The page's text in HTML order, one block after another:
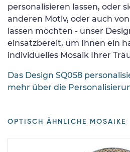
personalisieren lassen, oder
anderen Motiv, oder auch
lassen möchten - unser
einsatzbereit, um Ihnen ein
individuelles Mosaik Ihrer
Das Design SQ058
mehr über die
OPTISCH ÄHNLICHE MOSAIKE